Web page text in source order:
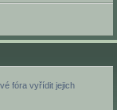
fóra vyřídit jejich